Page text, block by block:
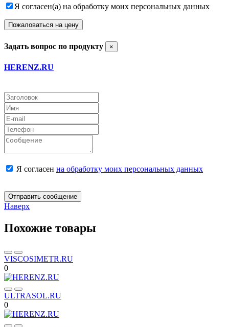
Я согласен(а) на обработку моих персональных данных
Пожаловаться на цену
Задать вопрос по продукту ×
HERENZ.RU
Я согласен на обработку моих персональных данных
Отправить сообщение
Наверх
Похожие товары
VISCOSIMETR.RU
0
ULTRASOL.RU
0